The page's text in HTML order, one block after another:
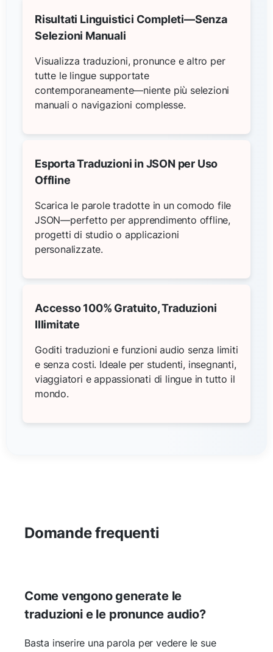
Risultati Linguistici Completi—Senza
Selezioni Manuali
Visualizza traduzioni, pronunce e altro per
tutte le lingue supportate
contemporaneamente—niente più selezioni
manuali o navigazioni complesse.
Esporta Traduzioni in JSON per Uso
Offline
Scarica le parole tradotte in un comodo file
JSON—perfetto per apprendimento offline,
progetti di studio o applicazioni
personalizzate.
Accesso 100% Gratuito, Traduzioni
Illimitate
Goditi traduzioni e funzioni audio senza limiti
e senza costi. Ideale per studenti, insegnanti,
viaggiatori e appassionati di lingue in tutto il
mondo.
Domande frequenti
Come vengono generate le
traduzioni e le pronunce audio?
Basta inserire una parola per vedere le sue